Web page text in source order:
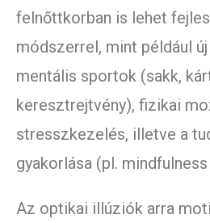
felnőttkorban is lehet
módszerrel, mint például
mentális sportok (sakk,
keresztrejtvény), fizikai
stresszkezelés, illetve a
gyakorlása (pl.
Az optikai illúziók arra